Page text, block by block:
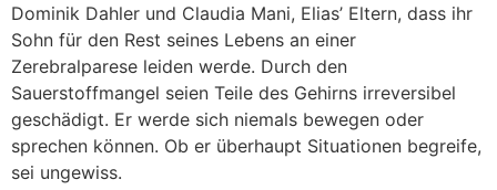
Dominik Dahler und Claudia Mani, Elias’ Eltern, dass ihr
Sohn für den Rest seines Lebens an einer
Zerebralparese leiden werde. Durch den
Sauerstoffmangel seien Teile des Gehirns irreversibel
geschädigt. Er werde sich niemals bewegen oder
sprechen können. Ob er überhaupt Situationen begreife,
sei ungewiss.